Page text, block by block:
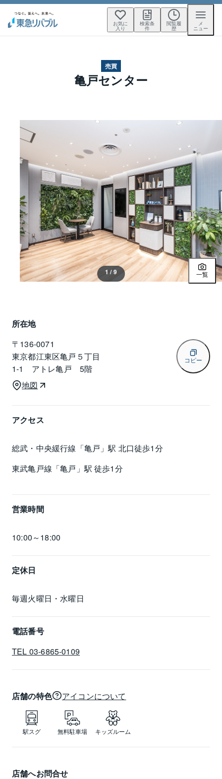
お気に
入り
検索条
件
閲覧履
歴
メ
ニュー
売買
亀戸センター
1 / 9 一覧
所在地
〒 136-0071
東京都江東区亀戸５丁目
1-1 アトレ亀戸 5階
コピー
地図
アクセス
総武・中央緩行線「亀戸」駅 北口徒歩1分
東武亀戸線「亀戸」駅 徒歩1分
営業時間
10:00～18:00
定休日
毎週火曜日・水曜日
電話番号
TEL 03-6865-0109
店舗の特色 アイコンについて
駅スグ 無料駐車場 キッズルーム
店舗へお問合せ